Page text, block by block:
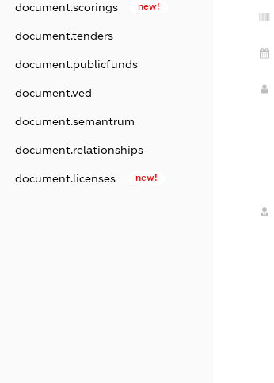
document.scorings new!
document.tenders
document.publicfunds
document.ved
document.semantrum
document.relationships
document.licenses new!